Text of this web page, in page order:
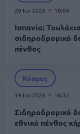
20 Ιαν 2026 10:04
Ισπανία:
σιδηροδρομικό
πένθος
Κόσμος
19 Ιαν 2026 16:32
Σιδηροδρομικό
εθνικό πένθος